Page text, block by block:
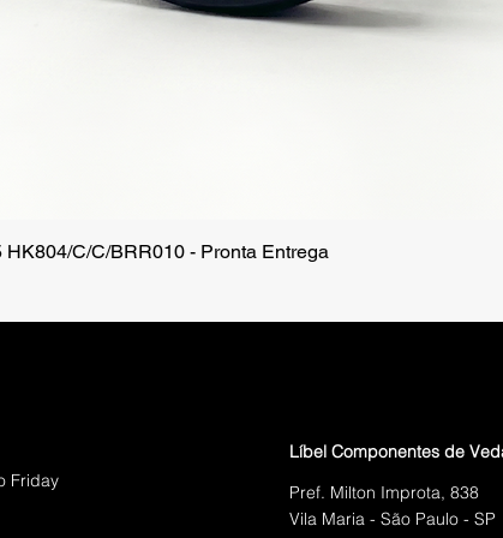
Quick View
HK804/C/C/BRR010 - Pronta Entrega
Friday
Líbel Componentes de
Pref. Milton Improta, 838
Vila Maria - São Paulo - SP